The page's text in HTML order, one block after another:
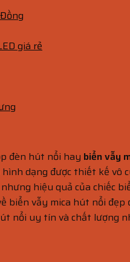
giá rẻ
đèn hút nổi hay biển vẫy
dạng được thiết kế
hiệu quả của chiếc
biển vẫy mica hút nổi
nổi uy tín và chất lượng